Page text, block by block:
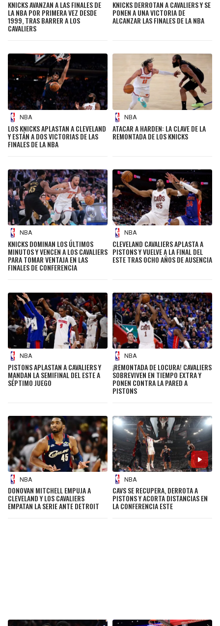
KNICKS AVANZAN A LAS FINALES DE
LA NBA POR PRIMERA VEZ DESDE
1999, TRAS BARRER A LOS
CAVALIERS
KNICKS DERROTAN A CAVALIERS Y SE
PONEN A UNA VICTORIA DE
ALCANZAR LAS FINALES DE LA NBA
NBA
LOS KNICKS APLASTAN A CLEVELAND
Y ESTÁN A DOS VICTORIAS DE LAS
FINALES DE LA NBA
NBA
ATACAR A HARDEN: LA CLAVE DE LA
REMONTADA DE LOS KNICKS
NBA
KNICKS DOMINAN LOS ÚLTIMOS
MINUTOS Y VENCEN A LOS CAVALIERS
PARA TOMAR VENTAJA EN LAS
FINALES DE CONFERENCIA
NBA
CLEVELAND CAVALIERS APLASTA A
PISTONS Y VUELVE A LA FINAL DEL
ESTE TRAS OCHO AÑOS DE AUSENCIA
NBA
PISTONS APLASTAN A CAVALIERS Y
MANDAN LA SEMIFINAL DEL ESTE A
SÉPTIMO JUEGO
NBA
¡REMONTADA DE LOCURA! CAVALIERS
SOBREVIVEN EN TIEMPO EXTRA Y
PONEN CONTRA LA PARED A
PISTONS
NBA
DONOVAN MITCHELL EMPUJA A
CLEVELAND Y LOS CAVALIERS
EMPATAN LA SERIE ANTE DETROIT
NBA
CAVS SE RECUPERA, DERROTA A
PISTONS Y ACORTA DISTANCIAS EN
LA CONFERENCIA ESTE